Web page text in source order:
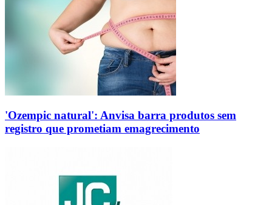
'Ozempic natural': Anvisa barra produtos sem
registro que prometiam emagrecimento